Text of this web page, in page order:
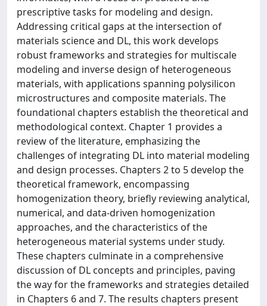
prescriptive tasks for modeling and design.
Addressing critical gaps at the intersection of
materials science and DL, this work develops
robust frameworks and strategies for multiscale
modeling and inverse design of heterogeneous
materials, with applications spanning polysilicon
microstructures and composite materials. The
foundational chapters establish the theoretical and
methodological context. Chapter 1 provides a
review of the literature, emphasizing the
challenges of integrating DL into material modeling
and design processes. Chapters 2 to 5 develop the
theoretical framework, encompassing
homogenization theory, briefly reviewing analytical,
numerical, and data-driven homogenization
approaches, and the characteristics of the
heterogeneous material systems under study.
These chapters culminate in a comprehensive
discussion of DL concepts and principles, paving
the way for the frameworks and strategies detailed
in Chapters 6 and 7. The results chapters present